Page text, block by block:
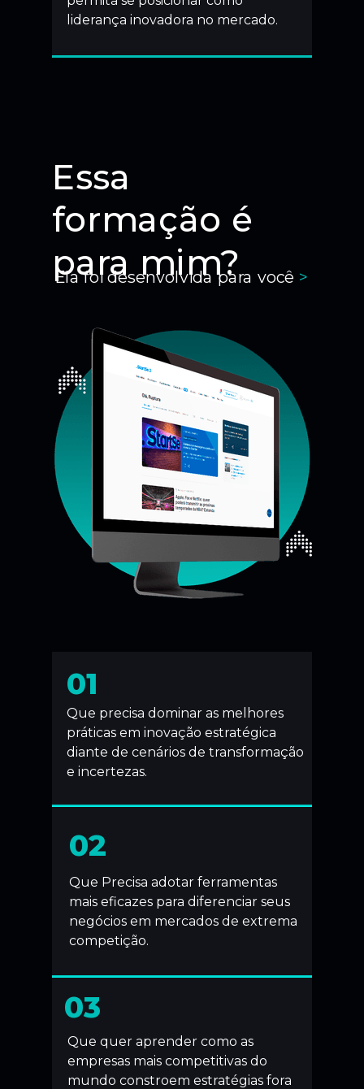
Essa
formação é
para mim?
Ela foi desenvolvida para você >
01
Que precisa dominar as melhores
práticas em inovação estratégica
diante de cenários de transformação
e incertezas.
02
Que Precisa adotar ferramentas
mais eficazes para diferenciar seus
negócios em mercados de extrema
competição.
03
Que quer aprender como as
empresas mais competitivas do
mundo constroem estratégias fora
liderança inovadora no mercado.